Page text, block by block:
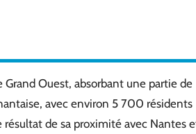
Grand Ouest, absorbant une partie de
avec environ 5 700 résidents
de sa proximité avec Nantes